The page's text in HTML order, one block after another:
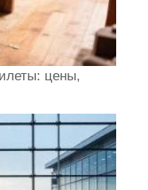
цены,